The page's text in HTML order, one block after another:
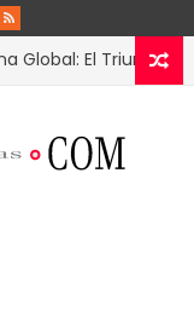
Triunfo de Fátima